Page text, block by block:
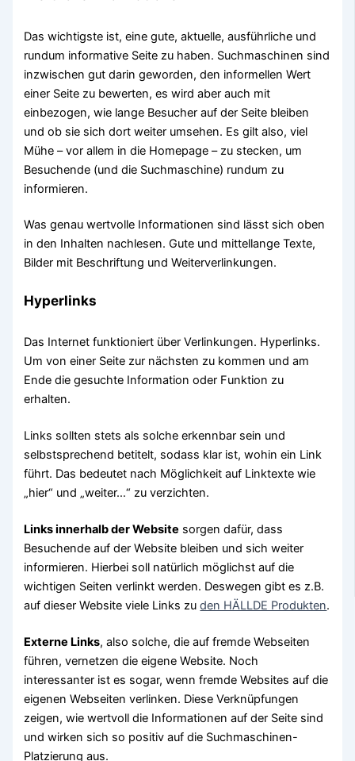
Das wichtigste ist, eine gute, aktuelle, ausführliche und
rundum informative Seite zu haben. Suchmaschinen sind
inzwischen gut darin geworden, den informellen Wert
einer Seite zu bewerten, es wird aber auch mit
einbezogen, wie lange Besucher auf der Seite bleiben
und ob sie sich dort weiter umsehen. Es gilt also, viel
Mühe – vor allem in die Homepage – zu stecken, um
Besuchende (und die Suchmaschine) rundum zu
informieren.
Was genau wertvolle Informationen sind lässt sich oben
in den Inhalten nachlesen. Gute und mittellange Texte,
Bilder mit Beschriftung und Weiterverlinkungen.
Hyperlinks
Das Internet funktioniert über Verlinkungen. Hyperlinks.
Um von einer Seite zur nächsten zu kommen und am
Ende die gesuchte Information oder Funktion zu
erhalten.
Links sollten stets als solche erkennbar sein und
selbstsprechend betitelt, sodass klar ist, wohin ein Link
führt. Das bedeutet nach Möglichkeit auf Linktexte wie
„hier“ und „weiter…“ zu verzichten.
Links innerhalb der Website sorgen dafür, dass
Besuchende auf der Website bleiben und sich weiter
informieren. Hierbei soll natürlich möglichst auf die
wichtigen Seiten verlinkt werden. Deswegen gibt es z.B.
auf dieser Website viele Links zuden HÄLLDE Produkten.
Externe Links, also solche, die auf fremde Webseiten
führen, vernetzen die eigene Website. Noch
interessanter ist es sogar, wenn fremde Websites auf die
eigenen Webseiten verlinken. Diese Verknüpfungen
zeigen, wie wertvoll die Informationen auf der Seite sind
und wirken sich so positiv auf die Suchmaschinen-
Platzierung aus.